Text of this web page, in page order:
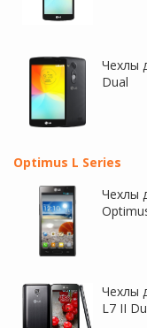
Чехлы
Dual
Optimus L Series
Чехлы
Чехлы
L7 II